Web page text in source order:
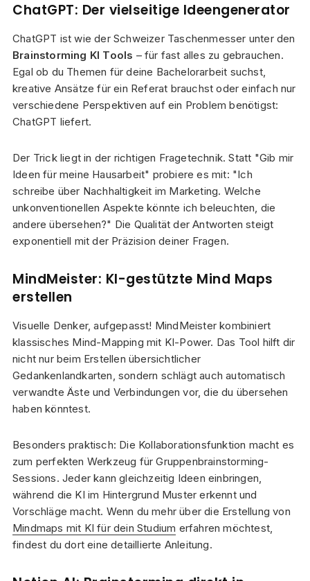
ChatGPT: Der vielseitige Ideengenerator
ChatGPT ist wie der Schweizer Taschenmesser unter den
Brainstorming KI Tools – für fast alles zu gebrauchen.
Egal ob du Themen für deine Bachelorarbeit suchst,
kreative Ansätze für ein Referat brauchst oder einfach nur
verschiedene Perspektiven auf ein Problem benötigst:
ChatGPT liefert.
Der Trick liegt in der richtigen Fragetechnik. Statt "Gib mir
Ideen für meine Hausarbeit" probiere es mit: "Ich
schreibe über Nachhaltigkeit im Marketing. Welche
unkonventionellen Aspekte könnte ich beleuchten, die
andere übersehen?" Die Qualität der Antworten steigt
exponentiell mit der Präzision deiner Fragen.
MindMeister: KI-gestützte Mind Maps
erstellen
Visuelle Denker, aufgepasst! MindMeister kombiniert
klassisches Mind-Mapping mit KI-Power. Das Tool hilft dir
nicht nur beim Erstellen übersichtlicher
Gedankenlandkarten, sondern schlägt auch automatisch
verwandte Äste und Verbindungen vor, die du übersehen
haben könntest.
Besonders praktisch: Die Kollaborationsfunktion macht es
zum perfekten Werkzeug für Gruppenbrainstorming-
Sessions. Jeder kann gleichzeitig Ideen einbringen,
während die KI im Hintergrund Muster erkennt und
Vorschläge macht. Wenn du mehr über die Erstellung von
Mindmaps mit KI für dein Studium erfahren möchtest,
findest du dort eine detaillierte Anleitung.